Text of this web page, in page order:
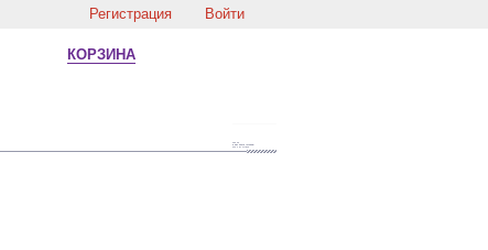
Регистрация Войти
КОРЗИНА